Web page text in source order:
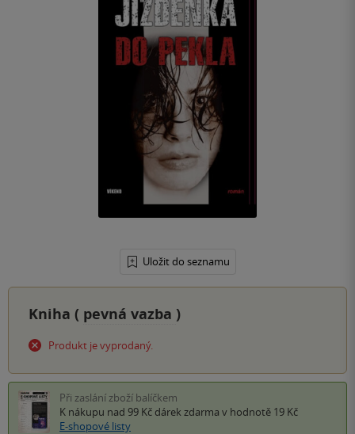
Uložit do seznamu
Kniha ( pevná vazba )
Produkt je vyprodaný.
Při zaslání zboží balíčkem
K nákupu nad 99 Kč dárek zdarma v hodnotě 19 Kč
E-shopové listy